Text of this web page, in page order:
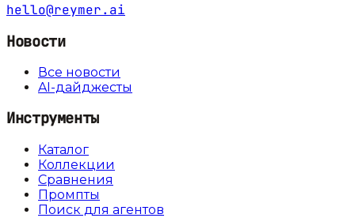
hello@reymer.ai
Новости
Все новости
AI-дайджесты
Инструменты
Каталог
Коллекции
Сравнения
Промпты
Поиск для агентов